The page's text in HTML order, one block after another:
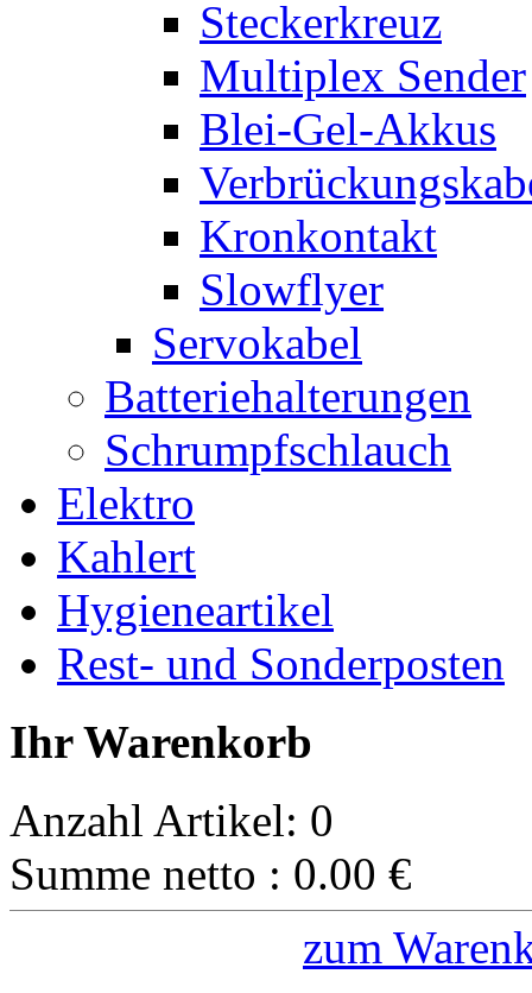
Steckerkreuz
Multiplex Sender
Blei-Gel-Akkus
Kronkontakt
Slowflyer
Servokabel
Batteriehalterungen
Schrumpfschlauch
Elektro
Kahlert
Hygieneartikel
Rest- und Sonderposten
Ihr Warenkorb
Anzahl Artikel: 0
Summe netto : 0.00 €
zum